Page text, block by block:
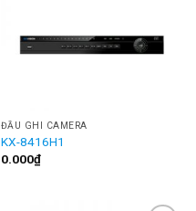
ĐẦU GHI CAMERA
KX-8416H1
0.000₫